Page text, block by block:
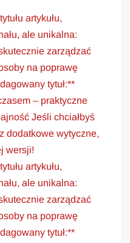
artykułu,
ale unikalna:
zarządzać
na poprawę
tytuł:**
– praktyczne
Jeśli chciałbyś
dodatkowe wytyczne,
wersji!
artykułu,
ale unikalna:
zarządzać
na poprawę
tytuł:**